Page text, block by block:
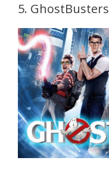
5. GhostBusters